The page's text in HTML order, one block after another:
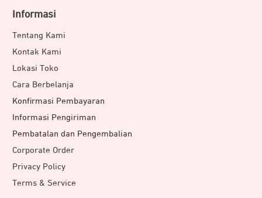
Informasi
Tentang Kami
Kontak Kami
Lokasi Toko
Cara Berbelanja
Konfirmasi Pembayaran
Informasi Pengiriman
Pembatalan dan Pengembalian
Corporate Order
Privacy Policy
Terms & Service